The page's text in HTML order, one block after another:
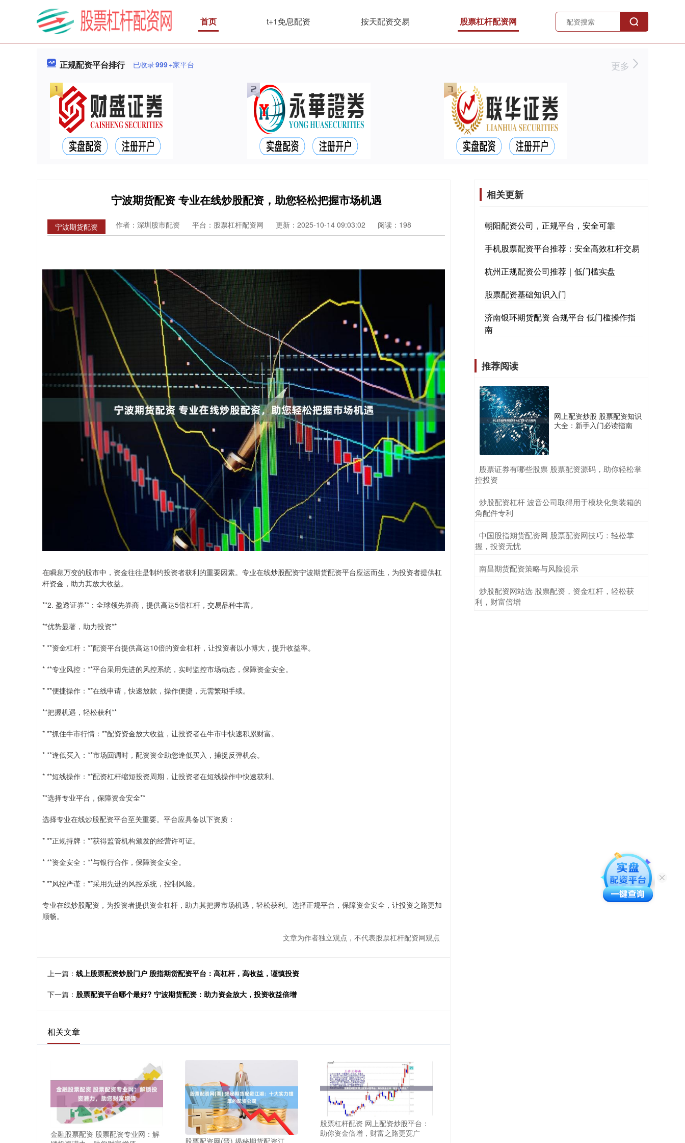
首页 t+1免息配资 按天配资交易 股票杠杆配资网
正规配资平台排行 已收录999+家平台 更多
宁波期货配资 专业在线炒股配资，助您轻松把握市场机遇
宁波期货配资 作者：深圳股市配资 平台：股票杠杆配资网 更新：2025-10-14 09:03:02 阅读：198
在瞬息万变的股市中，资金往往是制约投资者获利的重要因素。专业在线炒股配资宁波期货配资平台应运而生，为投资者提供杠
杆资金，助力其放大收益。
**2. 盈透证券**：全球领先券商，提供高达5倍杠杆，交易品种丰富。
**优势显著，助力投资**
* **资金杠杆：**配资平台提供高达10倍的资金杠杆，让投资者以小博大，提升收益率。
* **专业风控：**平台采用先进的风控系统，实时监控市场动态，保障资金安全。
* **便捷操作：**在线申请，快速放款，操作便捷，无需繁琐手续。
**把握机遇，轻松获利**
* **抓住牛市行情：**配资资金放大收益，让投资者在牛市中快速积累财富。
* **逢低买入：**市场回调时，配资资金助您逢低买入，捕捉反弹机会。
* **短线操作：**配资杠杆缩短投资周期，让投资者在短线操作中快速获利。
**选择专业平台，保障资金安全**
选择专业在线炒股配资平台至关重要。平台应具备以下资质：
* **正规持牌：**获得监管机构颁发的经营许可证。
* **资金安全：**与银行合作，保障资金安全。
* **风控严谨：**采用先进的风控系统，控制风险。
专业在线炒股配资，为投资者提供资金杠杆，助力其把握市场机遇，轻松获利。选择正规平台，保障资金安全，让投资之路更加
顺畅。
文章为作者独立观点，不代表股票杠杆配资网观点
上一篇： 线上股票配资炒股门户 股指期货配资平台：高杠杆，高收益，谨慎投资
下一篇： 股票配资平台哪个最好? 宁波期货配资：助力资金放大，投资收益倍增
相关文章
金融股票配资 股票配资专业网：解
股票杠杆配资 网上配资炒股平台：
助你资金倍增，财富之路更宽广
相关更新
朝阳配资公司，正规平台，安全可靠
手机股票配资平台推荐：安全高效杠杆交易
杭州正规配资公司推荐｜低门槛实盘
股票配资基础知识入门
济南银环期货配资 合规平台 低门槛操作指
南
推荐阅读
网上配资炒股 股票配资知识
大全：新手入门必读指南
​股票证券有哪些股票 股票配资源码，助你轻松掌
控投资
​炒股配资杠杆 波音公司取得用于模块化集装箱的
角配件专利
​中国股指期货配资网 股票配资网技巧：轻松掌
握，投资无忧
​南昌期货配资策略与风险提示
​炒股配资网站选 股票配资，资金杠杆，轻松获
利，财富倍增